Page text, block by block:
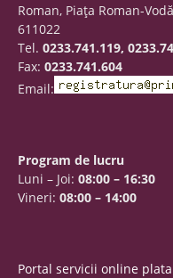
Roman, Piaţa Roman-
611022
Tel. 0233.741.119,
Fax: 0233.741.604
Email:
Program de lucru
Luni – Joi: 08:00 – 16:30
Vineri: 08:00 – 14:00
Portal servicii online